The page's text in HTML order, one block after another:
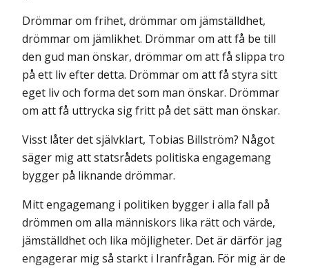
Drömmar om frihet, drömmar om jämställdhet,
drömmar om jämlikhet. Drömmar om att få be till
den gud man önskar, drömmar om att få slippa tro
på ett liv efter detta. Drömmar om att få styra sitt
eget liv och forma det som man önskar. Drömmar
om att få uttrycka sig fritt på det sätt man önskar.
Visst låter det självklart, Tobias Billström? Något
säger mig att statsrådets politiska engagemang
bygger på liknande drömmar.
Mitt engagemang i politiken bygger i alla fall på
drömmen om alla människors lika rätt och värde,
jämställdhet och lika möjligheter. Det är därför jag
engagerar mig så starkt i Iranfrågan. För mig är de